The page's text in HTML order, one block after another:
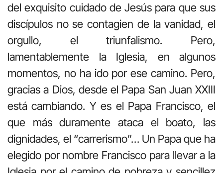
del exquisito cuidado de Jesús para que sus
discípulos no se contagien de la vanidad, el
orgullo, el triunfalismo. Pero,
lamentablemente la Iglesia, en algunos
momentos, no ha ido por ese camino. Pero,
gracias a Dios, desde el Papa San Juan XXIII
está cambiando. Y es el Papa Francisco, el
que más duramente ataca el boato, las
dignidades, el “carrerismo”… Un Papa que ha
elegido por nombre Francisco para llevar a la